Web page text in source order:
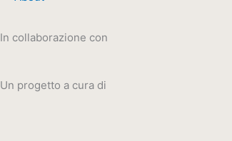
In collaborazione con
Un progetto a cura di